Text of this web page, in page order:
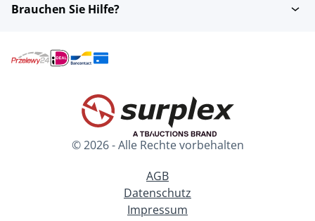
Brauchen Sie Hilfe?
© 2026 - Alle Rechte vorbehalten
AGB
Datenschutz
Impressum